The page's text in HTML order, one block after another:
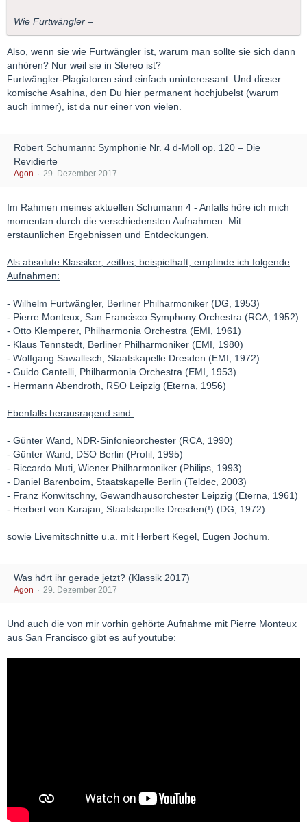
Wie Furtwängler –
Also, wenn sie wie Furtwängler ist, warum man sollte sie sich dann
anhören? Nur weil sie in Stereo ist?
Furtwängler-Plagiatoren sind einfach uninteressant. Und dieser
komische Asahina, den Du hier permanent hochjubelst (warum
auch immer), ist da nur einer von vielen.
Robert Schumann: Symphonie Nr. 4 d-Moll op. 120 – Die
Revidierte
Agon 29. Dezember 2017
Im Rahmen meines aktuellen Schumann 4 - Anfalls höre ich mich
momentan durch die verschiedensten Aufnahmen. Mit
erstaunlichen Ergebnissen und Entdeckungen.
Als absolute Klassiker, zeitlos, beispielhaft, empfinde ich folgende
Aufnahmen:
- Wilhelm Furtwängler, Berliner Philharmoniker (DG, 1953)
- Pierre Monteux, San Francisco Symphony Orchestra (RCA, 1952)
- Otto Klemperer, Philharmonia Orchestra (EMI, 1961)
- Klaus Tennstedt, Berliner Philharmoniker (EMI, 1980)
- Wolfgang Sawallisch, Staatskapelle Dresden (EMI, 1972)
- Guido Cantelli, Philharmonia Orchestra (EMI, 1953)
- Hermann Abendroth, RSO Leipzig (Eterna, 1956)
Ebenfalls herausragend sind:
- Günter Wand, NDR-Sinfonieorchester (RCA, 1990)
- Günter Wand, DSO Berlin (Profil, 1995)
- Riccardo Muti, Wiener Philharmoniker (Philips, 1993)
- Daniel Barenboim, Staatskapelle Berlin (Teldec, 2003)
- Franz Konwitschny, Gewandhausorchester Leipzig (Eterna, 1961)
- Herbert von Karajan, Staatskapelle Dresden(!) (DG, 1972)
sowie Livemitschnitte u.a. mit Herbert Kegel, Eugen Jochum.
Was hört ihr gerade jetzt? (Klassik 2017)
Agon 29. Dezember 2017
Und auch die von mir vorhin gehörte Aufnahme mit Pierre Monteux
aus San Francisco gibt es auf youtube: